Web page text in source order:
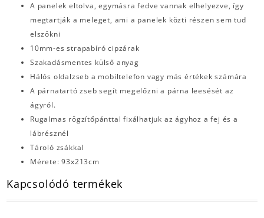
A panelek eltolva, egymásra fedve vannak elhelyezve, így
megtartják a meleget, ami a panelek közti részen sem tud
elszökni
10mm-es strapabíró cipzárak
Szakadásmentes külső anyag
Hálós oldalzseb a mobiltelefon vagy más értékek számára
A párnatartó zseb segít megelőzni a párna leesését az
ágyról.
Rugalmas rögzítőpánttal fixálhatjuk az ágyhoz a fej és a
lábrésznél
Tároló zsákkal
Mérete: 93x213cm
Kapcsolódó termékek